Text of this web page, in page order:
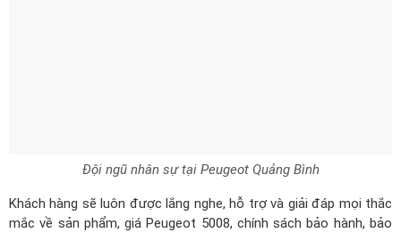
Đội ngũ nhân sự tại Peugeot Quảng Bình
Khách hàng sẽ luôn được lắng nghe, hỗ trợ và giải đáp mọi thắc
mắc về sản phẩm,giá Peugeot 5008, chính sách bảo hành, bảo